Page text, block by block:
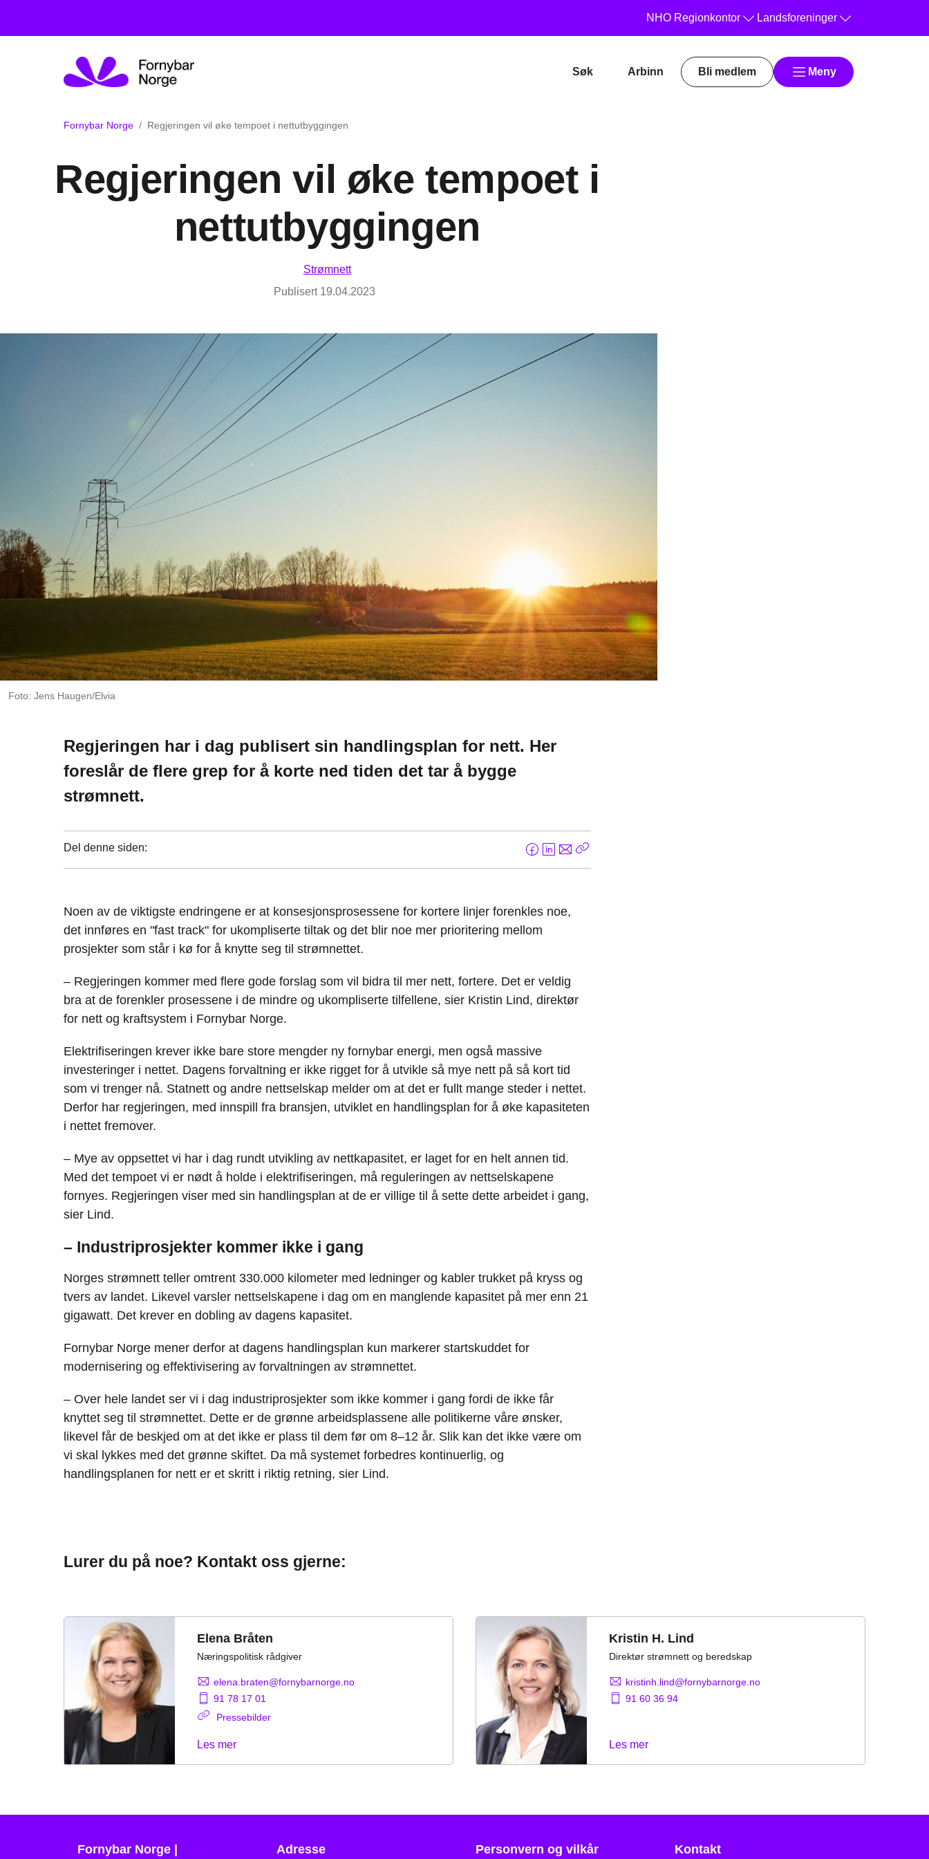
NHO Regionkontor Landsforeninger
Søk Arbinn Bli medlem Meny
Fornybar Norge Regjeringen vil øke tempoet i nettutbyggingen
Regjeringen vil øke tempoet i
nettutbyggingen
Strømnett
Publisert 19.04.2023
Foto: Jens Haugen/Elvia
Regjeringen har i dag publisert sin handlingsplan for nett. Her
foreslår de flere grep for å korte ned tiden det tar å bygge
strømnett.
Del denne siden:
F
e
b
L
k
E
o
Noen av de viktigste endringene er at konsesjonsprosessene for kortere linjer forenkles noe,
det innføres en "fast track" for ukompliserte tiltak og det blir noe mer prioritering mellom
prosjekter som står i kø for å knytte seg til strømnettet.
– Regjeringen kommer med flere gode forslag som vil bidra til mer nett, fortere. Det er veldig
bra at de forenkler prosessene i de mindre og ukompliserte tilfellene, sier Kristin Lind, direktør
for nett og kraftsystem i Fornybar Norge.
Elektrifiseringen krever ikke bare store mengder ny fornybar energi, men også massive
investeringer i nettet. Dagens forvaltning er ikke rigget for å utvikle så mye nett på så kort tid
som vi trenger nå. Statnett og andre nettselskap melder om at det er fullt mange steder i nettet.
Derfor har regjeringen, med innspill fra bransjen, utviklet en handlingsplan for å øke kapasiteten
i nettet fremover.
– Mye av oppsettet vi har i dag rundt utvikling av nettkapasitet, er laget for en helt annen tid.
Med det tempoet vi er nødt å holde i elektrifiseringen, må reguleringen av nettselskapene
fornyes. Regjeringen viser med sin handlingsplan at de er villige til å sette dette arbeidet i gang,
sier Lind.
– Industriprosjekter kommer ikke i gang
Norges strømnett teller omtrent 330.000 kilometer med ledninger og kabler trukket på kryss og
tvers av landet. Likevel varsler nettselskapene i dag om en manglende kapasitet på mer enn 21
gigawatt. Det krever en dobling av dagens kapasitet.
Fornybar Norge mener derfor at dagens handlingsplan kun markerer startskuddet for
modernisering og effektivisering av forvaltningen av strømnettet.
– Over hele landet ser vi i dag industriprosjekter som ikke kommer i gang fordi de ikke får
knyttet seg til strømnettet. Dette er de grønne arbeidsplassene alle politikerne våre ønsker,
likevel får de beskjed om at det ikke er plass til dem før om 8–12 år. Slik kan det ikke være om
vi skal lykkes med det grønne skiftet. Da må systemet forbedres kontinuerlig, og
handlingsplanen for nett er et skritt i riktig retning, sier Lind.
Lurer du på noe? Kontakt oss gjerne:
Elena Bråten
Næringspolitisk rådgiver
elena.braten@fornybarnorge.no
91 78 17 01
Pressebilder
Les mer
Kristin H. Lind
Direktør strømnett og beredskap
kristinh.lind@fornybarnorge.no
91 60 36 94
Les mer
Fornybar Norge |
Adresse Personvern og vilkår Kontakt